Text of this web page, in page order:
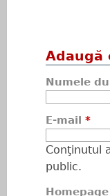
Adaugă
Numele
E-mail *
Conţinutul
public.
Homepage